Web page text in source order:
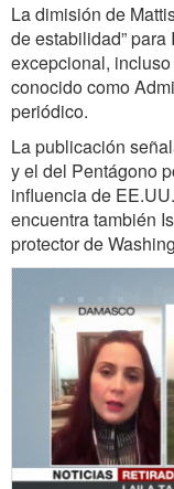
La dimisión de
de estabilidad” para
excepcional,
conocido como
periódico.
La publicación
y el del Pentágono
influencia de
encuentra también
protector de